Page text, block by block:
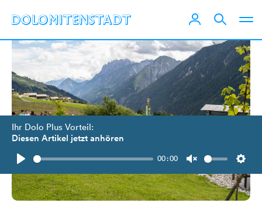
Ihr Dolo Plus Vorteil:
Diesen Artikel jetzt anhören
Play
00:00
Unmute